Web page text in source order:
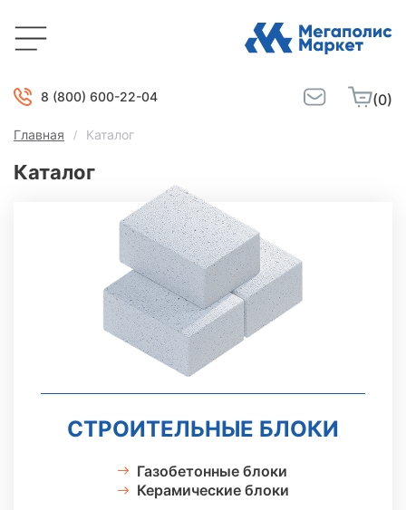
8 (800) 600-22-04 (0)
Главная Каталог
Каталог
СТРОИТЕЛЬНЫЕ БЛОКИ
Газобетонные блоки
Керамические блоки